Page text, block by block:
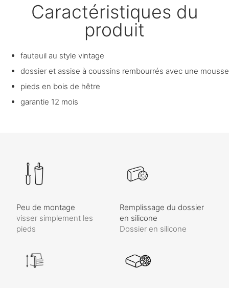
Caractéristiques du
produit
fauteuil au style vintage
dossier et assise à coussins rembourrés avec une mousse
pieds en bois de hêtre
garantie 12 mois
Peu de montage
visser simplement les
pieds
Remplissage du dossier
en silicone
Dossier en silicone